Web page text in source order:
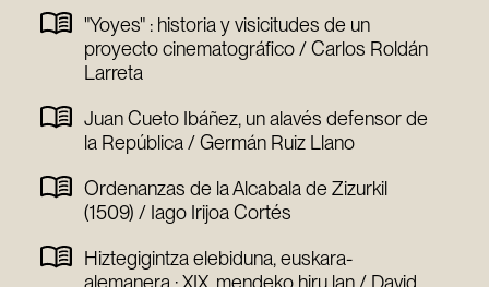
"Yoyes" : historia y visicitudes de un
proyecto cinematográfico / Carlos Roldán
Larreta
Juan Cueto Ibáñez, un alavés defensor de
la República / Germán Ruiz Llano
Ordenanzas de la Alcabala de Zizurkil
(1509) / Iago Irijoa Cortés
Hiztegigintza elebiduna, euskara-
alemanera : XIX. mendeko hiru lan / David